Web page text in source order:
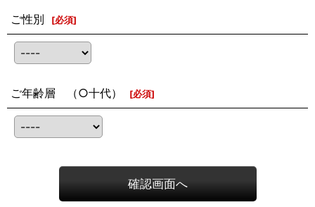
ご性別 [必須]
ご年齢層 （○十代） [必須]
確認画面へ